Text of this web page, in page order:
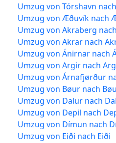
Umzug von Tórshavn
Umzug von Æðuvík nach
Umzug von Akraberg
Umzug von Akrar nach
Umzug von Ánirnar nach
Umzug von Argir nach
Umzug von Árnafjørður
Umzug von Bøur nach
Umzug von Dalur nach
Umzug von Depil nach
Umzug von Dímun nach
Umzug von Eiði nach Eiði